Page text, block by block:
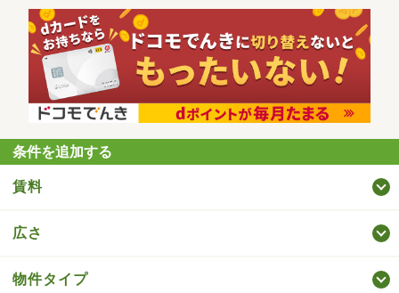
条件を追加する
賃料
広さ
物件タイプ